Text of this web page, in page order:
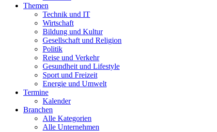
Themen
Technik und IT
Wirtschaft
Bildung und Kultur
Gesellschaft und Religion
Politik
Reise und Verkehr
Gesundheit und Lifestyle
Sport und Freizeit
Energie und Umwelt
Termine
Kalender
Branchen
Alle Kategorien
Alle Unternehmen